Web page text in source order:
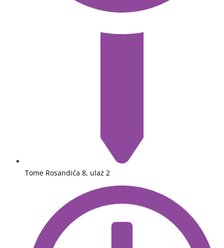
Tome Rosandića 8, ulaz 2